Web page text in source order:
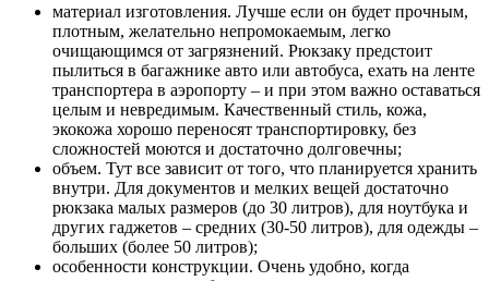
материал изготовления. Лучше если он будет прочным,
плотным, желательно непромокаемым, легко
очищающимся от загрязнений. Рюкзаку предстоит
пылиться в багажнике авто или автобуса, ехать на ленте
транспортера в аэропорту – и при этом важно оставаться
целым и невредимым. Качественный стиль, кожа,
экокожа хорошо переносят транспортировку, без
сложностей моются и достаточно долговечны;
объем. Тут все зависит от того, что планируется хранить
внутри. Для документов и мелких вещей достаточно
рюкзака малых размеров (до 30 литров), для ноутбука и
других гаджетов – средних (30-50 литров), для одежды –
больших (более 50 литров);
особенности конструкции. Очень удобно, когда